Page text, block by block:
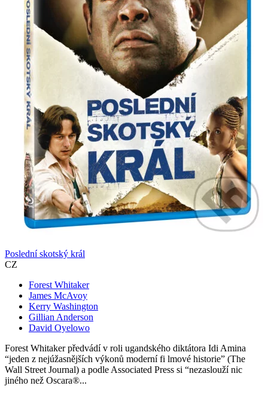
Poslední skotský král
CZ
Forest Whitaker
James McAvoy
Kerry Washington
Gillian Anderson
David Oyelowo
Forest Whitaker předvádí v roli ugandského diktátora Idi Amina
“jeden z nejúžasnějších výkonů moderní fi lmové historie” (The
Wall Street Journal) a podle Associated Press si “nezaslouží nic
jiného než Oscara®...